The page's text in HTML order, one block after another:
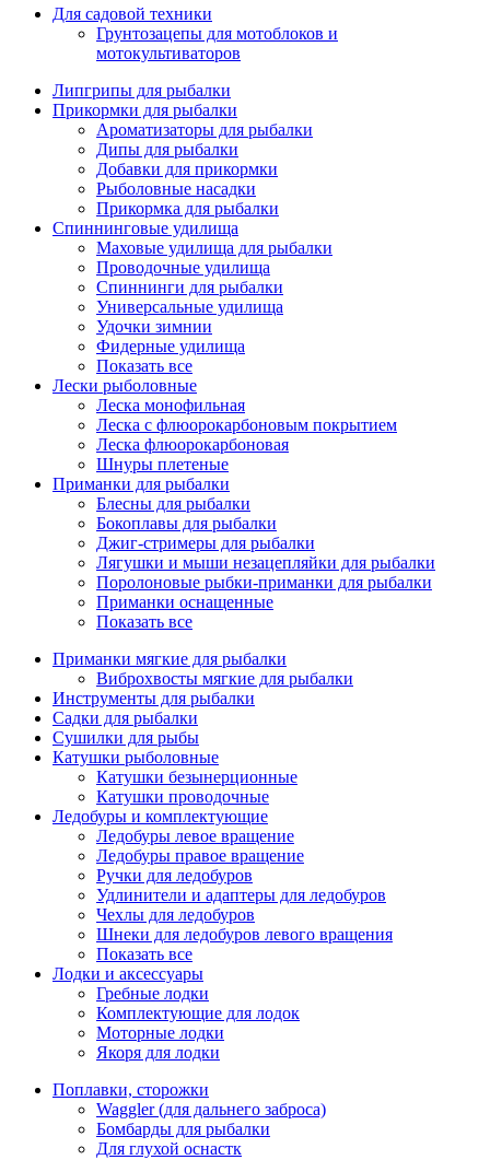
Для садовой техники
Грунтозацепы для мотоблоков и
мотокультиваторов
Липгрипы для рыбалки
Прикормки для рыбалки
Ароматизаторы для рыбалки
Дипы для рыбалки
Добавки для прикормки
Рыболовные насадки
Прикормка для рыбалки
Спиннинговые удилища
Маховые удилища для рыбалки
Проводочные удилища
Спиннинги для рыбалки
Универсальные удилища
Удочки зимнии
Фидерные удилища
Показать все
Лески рыболовные
Леска монофильная
Леска с флюорокарбоновым покрытием
Леска флюорокарбоновая
Шнуры плетеные
Приманки для рыбалки
Блесны для рыбалки
Бокоплавы для рыбалки
Джиг-стримеры для рыбалки
Лягушки и мыши незацепляйки для рыбалки
Поролоновые рыбки-приманки для рыбалки
Приманки оснащенные
Показать все
Приманки мягкие для рыбалки
Виброхвосты мягкие для рыбалки
Инструменты для рыбалки
Садки для рыбалки
Сушилки для рыбы
Катушки рыболовные
Катушки безынерционные
Катушки проводочные
Ледобуры и комплектующие
Ледобуры левое вращение
Ледобуры правое вращение
Ручки для ледобуров
Удлинители и адаптеры для ледобуров
Чехлы для ледобуров
Шнеки для ледобуров левого вращения
Показать все
Лодки и аксессуары
Гребные лодки
Комплектующие для лодок
Моторные лодки
Якоря для лодки
Поплавки, сторожки
Waggler (для дальнего заброса)
Бомбарды для рыбалки
Для глухой оснастк